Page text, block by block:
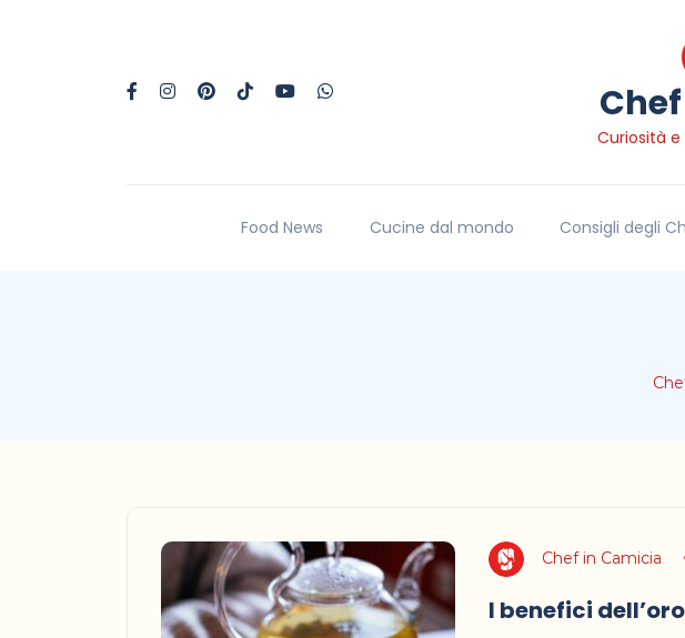
Curiosità
Food News Cucine dal mondo Consigli degli
Chef in Camicia
I benefici